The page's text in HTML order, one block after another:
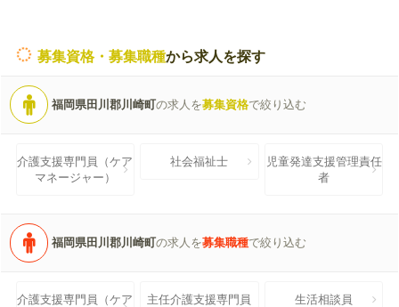
募集資格・募集職種から求人を探す
福岡県田川郡川崎町の求人を募集資格で絞り込む
介護支援専門員（ケア
マネージャー）
社会福祉士
児童発達支援管理責任
者
福岡県田川郡川崎町の求人を募集職種で絞り込む
介護支援専門員（ケア
主任介護支援専門員
生活相談員